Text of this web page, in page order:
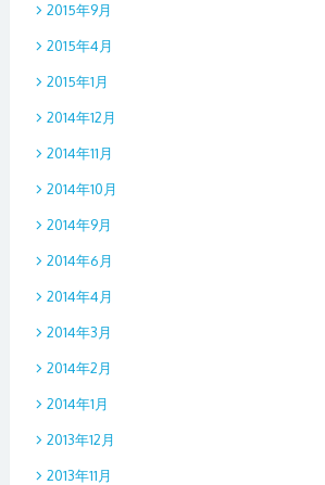
2015年9月
2015年4月
2015年1月
2014年12月
2014年11月
2014年10月
2014年9月
2014年6月
2014年4月
2014年3月
2014年2月
2014年1月
2013年12月
2013年11月